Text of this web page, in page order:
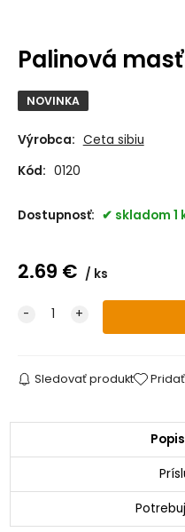
Palinová
NOVINKA
Výrobca: Ceta sibiu
Kód: 0120
Dostupnosť: skladom 1
2.69 € ks
Sledovať produkt